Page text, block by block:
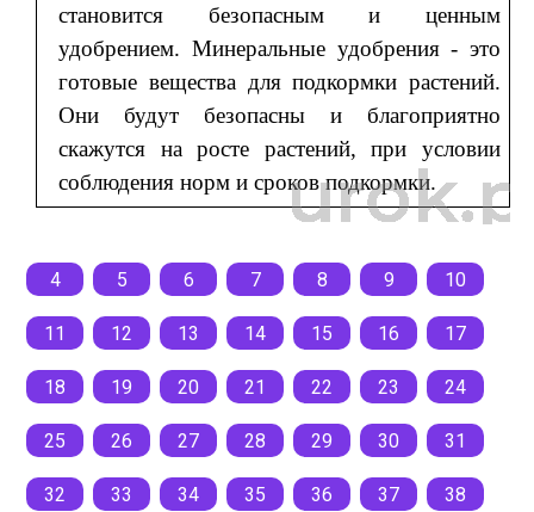
становится безопасным и ценным
удобрением. Минеральные удобрения - это
готовые вещества для подкормки растений.
Они будут безопасны и благоприятно
скажутся на росте растений, при условии
соблюдения норм и сроков подкормки.
4 5 6 7 8 9 10
11 12 13 14 15 16 17
18 19 20 21 22 23 24
25 26 27 28 29 30 31
32 33 34 35 36 37 38